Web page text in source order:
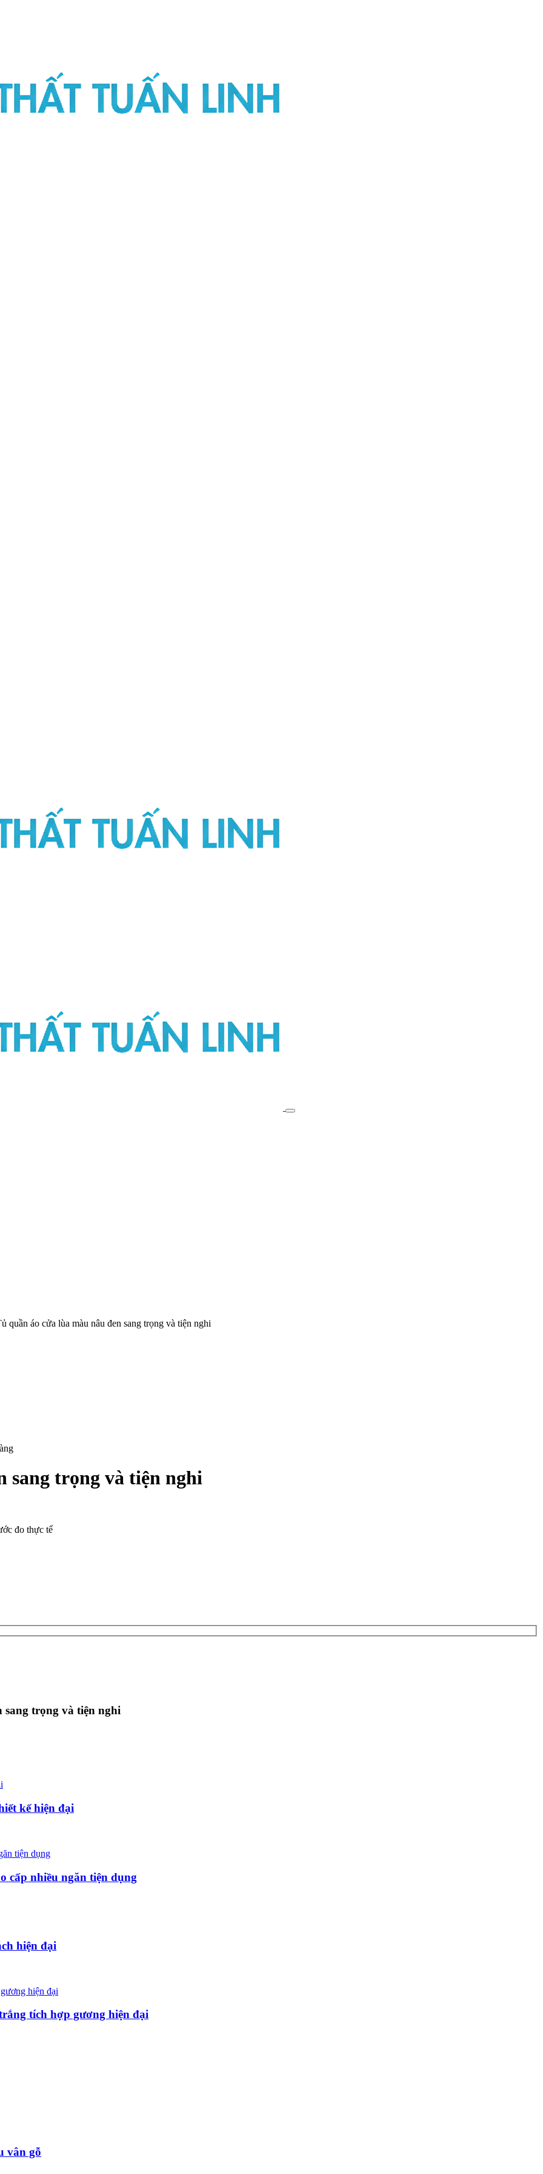
quần áo cửa lùa màu nâu đen sang trọng và tiện nghi
sang trọng và tiện nghi
đo thực tế
sang trọng và tiện nghi
kế hiện đại
cấp nhiều ngăn tiện dụng
hiện đại
tích hợp gương hiện đại
vân gỗ